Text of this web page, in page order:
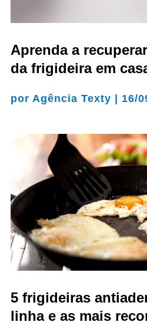
Aprenda a
da frigideira em
por Agência Texty | 16/
5 frigideiras
linha e as mais